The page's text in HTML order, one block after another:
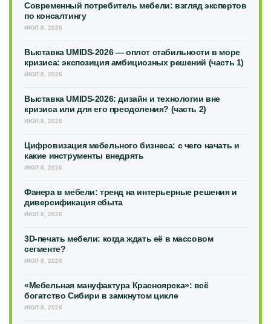
Современный потребитель мебели: взгляд экспертов
по консалтингу
ИЮЛ 8, 2026
Выставка UMIDS-2026 — оплот стабильности в море
кризиса: экспозиция амбициозных решений (часть 1)
ИЮЛ 8, 2026
Выставка UMIDS-2026: дизайн и технологии вне
кризиса или для его преодоления? (часть 2)
ИЮЛ 8, 2026
Цифровизация мебельного бизнеса: с чего начать и
какие инструменты внедрять
ИЮЛ 8, 2026
Фанера в мебели: тренд на интерьерные решения и
диверсификация сбыта
ИЮЛ 8, 2026
3D-печать мебели: когда ждать её в массовом
сегменте?
ИЮЛ 8, 2026
«Мебельная мануфактура Красноярска»: всё
богатство Сибири в замкнутом цикле
ИЮЛ 8, 2026